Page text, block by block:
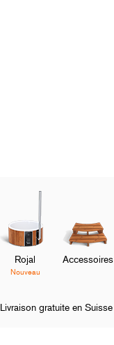
Rojal
Nouveau
Accessoires
Livraison gratuite en Suisse